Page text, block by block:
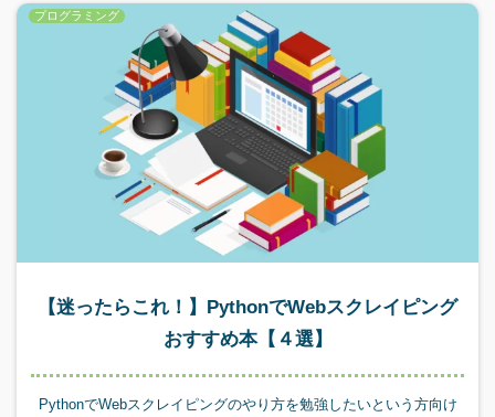
プログラミング
【迷ったらこれ！】PythonでWebスクレイピング
おすすめ本【４選】
PythonでWebスクレイピングのやり方を勉強したいという方向け